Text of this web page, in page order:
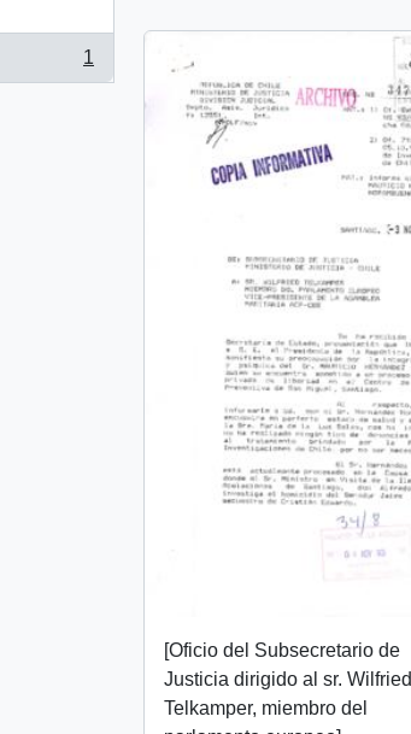
1
[Oficio del Subsecretario de
Justicia dirigido al sr. Wilfried
Telkamper, miembro del